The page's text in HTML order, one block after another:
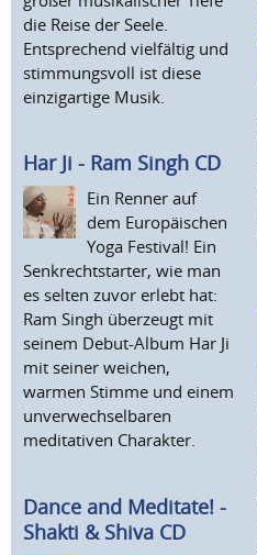
die Reise der Seele.
Entsprechend vielfältig und
stimmungsvoll ist diese
einzigartige Musik.
Har Ji - Ram Singh CD
Ein Renner auf
dem Europäischen
Yoga Festival! Ein
Senkrechtstarter, wie man
es selten zuvor erlebt hat:
Ram Singh überzeugt mit
seinem Debut-Album Har Ji
mit seiner weichen,
warmen Stimme und einem
unverwechselbaren
meditativen Charakter.
Dance and Meditate! -
Shakti & Shiva CD